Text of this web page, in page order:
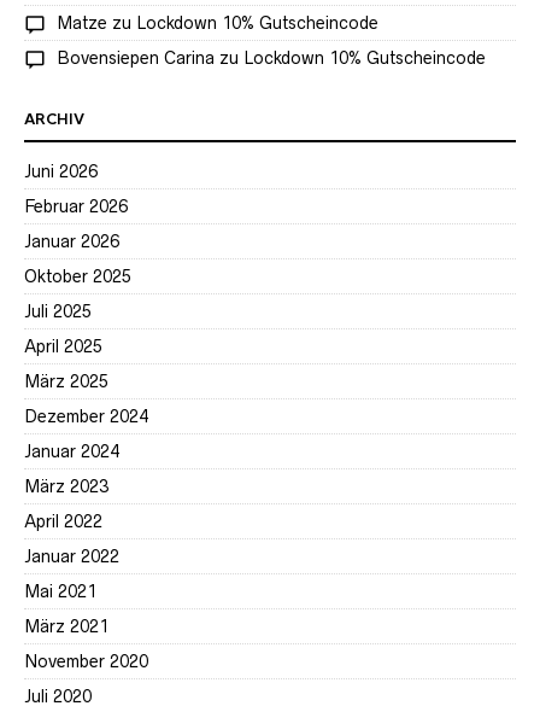
Matze zu Lockdown 10% Gutscheincode
Bovensiepen Carina zu Lockdown 10% Gutscheincode
ARCHIV
Juni 2026
Februar 2026
Januar 2026
Oktober 2025
Juli 2025
April 2025
März 2025
Dezember 2024
Januar 2024
März 2023
April 2022
Januar 2022
Mai 2021
März 2021
November 2020
Juli 2020